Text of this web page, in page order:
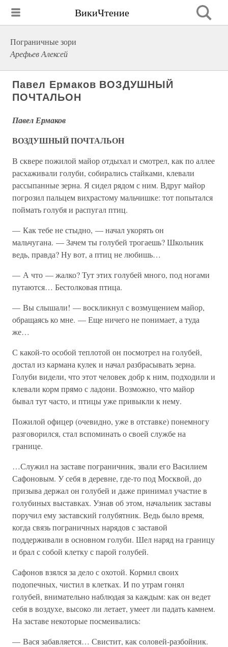
ВикиЧтение
Пограничные зори
Арефьев Алексей
Павел Ермаков ВОЗДУШНЫЙ
ПОЧТАЛЬОН
Павел Ермаков
ВОЗДУШНЫЙ ПОЧТАЛЬОН
В сквере пожилой майор отдыхал и смотрел, как по аллее
расхаживали голуби, собирались стайками, клевали
рассыпанные зерна. Я сидел рядом с ним. Вдруг майор
погрозил пальцем вихрастому мальчишке: тот попытался
поймать голубя и распугал птиц.
— Как тебе не стыдно, — начал укорять он
мальчугана. — Зачем ты голубей трогаешь? Школьник
ведь, правда? Ну вот, а птиц не любишь…
— А что — жалко? Тут этих голубей много, под ногами
путаются… Бестолковая птица.
— Вы слышали! — воскликнул с возмущением майор,
обращаясь ко мне. — Еще ничего не понимает, а туда
же…
С какой-то особой теплотой он посмотрел на голубей,
достал из кармана кулек и начал разбрасывать зерна.
Голуби видели, что этот человек добр к ним, подходили и
клевали корм прямо с ладони. Возможно, что майор
бывал тут часто, и птицы уже привыкли к нему.
Пожилой офицер (очевидно, уже в отставке) понемногу
разговорился, стал вспоминать о своей службе на
границе.
…Служил на заставе пограничник, звали его Василием
Сафоновым. У себя в деревне, где-то под Москвой, до
призыва держал он голубей и даже принимал участие в
голубиных выставках. Узнав об этом, начальник заставы
поручил ему заставский голубятник. Ведь было время,
когда связь пограничных нарядов с заставой
поддерживали в основном голуби. Шел наряд на границу
и брал с собой клетку с парой голубей.
Сафонов взялся за дело с охотой. Кормил своих
подопечных, чистил в клетках. И по утрам гонял
голубей, внимательно наблюдая за каждым: как он ведет
себя в воздухе, высоко ли летает, умеет ли падать камнем.
На заставе некоторые посмеивались:
— Вася забавляется… Свистит, как соловей-разбойник.